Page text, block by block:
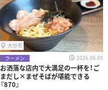
大分市
ラーメン
2026.06.09
お洒落な店内で大満足の一杯を！ご
まだし×まぜそばが堪能できる
『870』